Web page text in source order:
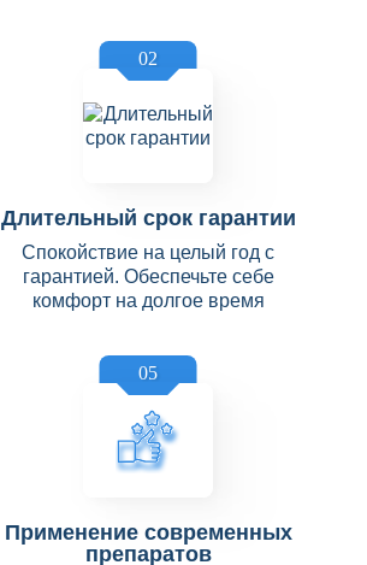
02
Длительный срок гарантии
Спокойствие на целый год с
гарантией. Обеспечьте себе
комфорт на долгое время
05
Применение современных
препаратов